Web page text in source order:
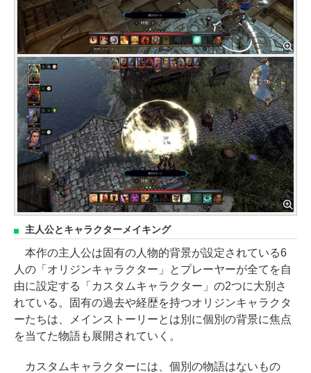
主人公とキャラクターメイキング
本作の主人公は固有の人物的背景が設定されている6
人の「オリジンキャラクター」とプレーヤーが全てを自
由に設定する「カスタムキャラクター」の2つに大別さ
れている。固有の過去や経歴を持つオリジンキャラクタ
ーたちは、メインストーリーとは別に個別の背景に焦点
を当てた物語も展開されていく。
カスタムキャラクターには、個別の物語はないもの